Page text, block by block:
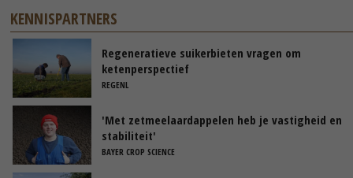
KENNISPARTNERS
Regeneratieve suikerbieten vragen om
ketenperspectief
REGENL
'Met zetmeelaardappelen heb je vastigheid en
stabiliteit'
BAYER CROP SCIENCE